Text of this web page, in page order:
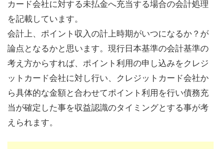
カード会社に対する未払金へ充当する場合の会計処理
を記載しています。
会計上、ポイント収入の計上時期がいつになるか？が
論点となるかと思います。現行日本基準の会計基準の
考え方からすれば、ポイント利用の申し込みをクレジ
ットカード会社に対し行い、クレジットカード会社か
ら具体的な金額と合わせてポイント利用を行い債務充
当が確定した事を収益認識のタイミングとする事が考
えられます。